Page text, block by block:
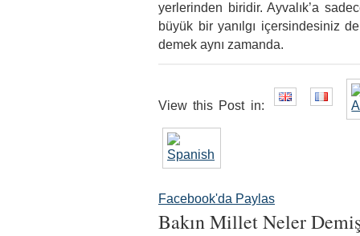
yerlerinden biridir. Ayvalık’a
büyük bir yanılgı içersindesiniz
demek aynı zamanda.
View this Post in:
Facebook'da Paylas
Bakın Millet Neler